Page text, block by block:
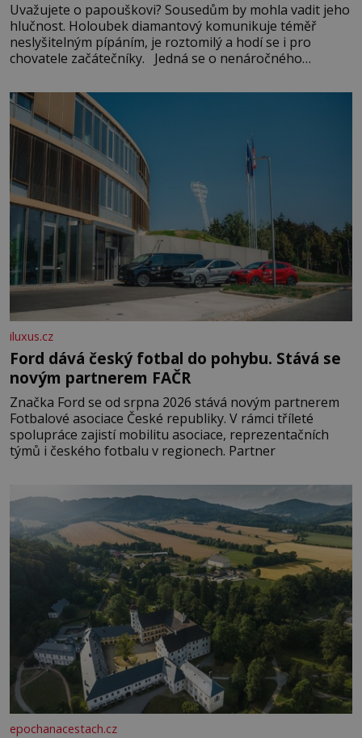
Uvažujete o papouškovi? Sousedům by mohla vadit jeho
hlučnost. Holoubek diamantový komunikuje téměř
neslyšitelným pípáním, je roztomilý a hodí se i pro
chovatele začátečníky. Jedná se o nenáročného
času tráví na zemi, kde sbírá zbytky semínek Jeho
domovinou je prakticky celá Austrálie s výjimkou
pobřežní oblasti.
iluxus.cz
Ford dává český fotbal do pohybu. Stává se
novým partnerem FAČR
Značka Ford se od srpna 2026 stává novým partnerem
Fotbalové asociace České republiky. V rámci tříleté
spolupráce zajistí mobilitu asociace, reprezentačních
týmů i českého fotbalu v regionech. Partner
epochanacestach.cz